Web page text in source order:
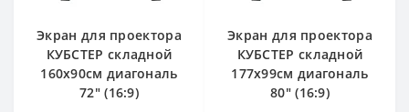
Экран для проектора
КУБСТЕР складной
160x90см диагональ
72" (16:9)
Экран для проектора
КУБСТЕР складной
177x99см диагональ
80" (16:9)